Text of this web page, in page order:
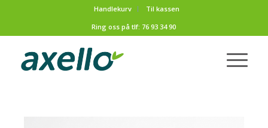
Handlekurv
Til kassen
Ring oss på tlf: 76 93 34 90